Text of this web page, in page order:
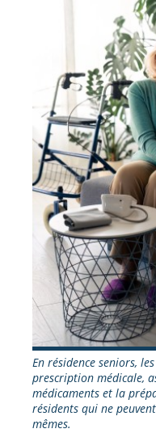
En résidence seniors,
prescription médicale,
médicaments et la
résidents qui ne
mêmes.